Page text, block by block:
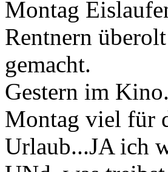
Montag
Rentnern
gemacht.
Gestern im
Montag viel für
Urlaub...JA ich